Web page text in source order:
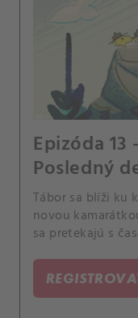
Epizóda
Posledný
Tábor sa blíži ku
novou
sa pretekajú s